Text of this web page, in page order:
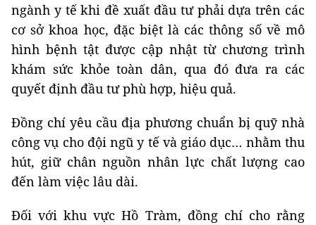
ngành y tế khi đề xuất đầu tư phải dựa trên các
cơ sở khoa học, đặc biệt là các thông số về mô
hình bệnh tật được cập nhật từ chương trình
khám sức khỏe toàn dân, qua đó đưa ra các
quyết định đầu tư phù hợp, hiệu quả.
Đồng chí yêu cầu địa phương chuẩn bị quỹ nhà
công vụ cho đội ngũ y tế và giáo dục… nhằm thu
hút, giữ chân nguồn nhân lực chất lượng cao
đến làm việc lâu dài.
Đối với khu vực Hồ Tràm, đồng chí cho rằng